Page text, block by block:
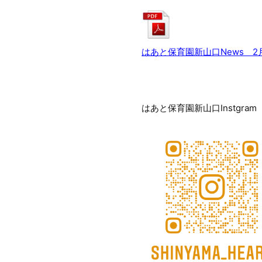
はあと保育園新山口News 2
はあと保育園新山口Instgram